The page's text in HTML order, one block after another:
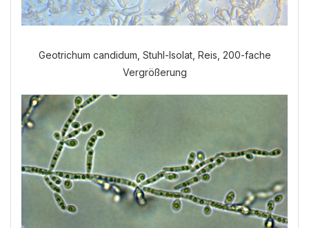
Geotrichum candidum, Stuhl-Isolat, Reis, 200-fache
Vergrößerung